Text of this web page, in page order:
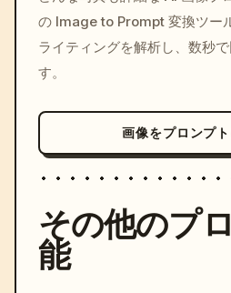
の Image to Prompt 変換ツー
ライティングを解析し、数秒
す。
画像をプロンプ
その他のプ
能